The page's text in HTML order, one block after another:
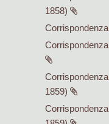
1858)
Corrispondenza
Corrispondenza
Corrispondenza
1859)
Corrispondenza